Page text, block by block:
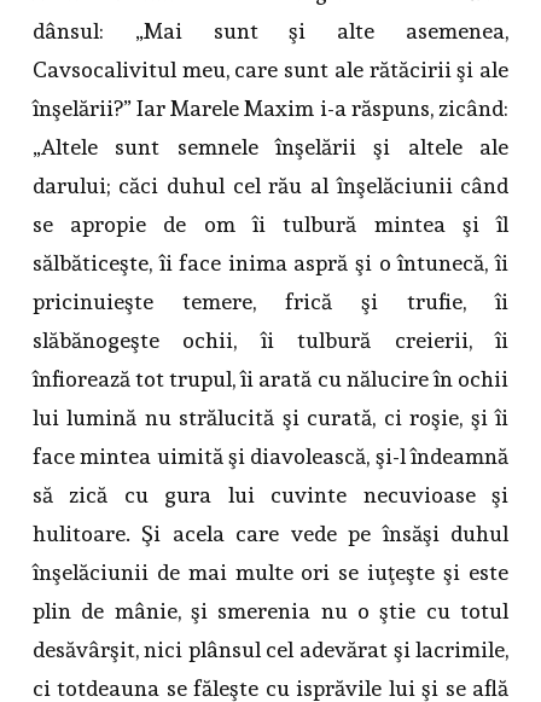
dânsul: „Mai sunt şi alte asemenea,
Cavsocalivitul meu, care sunt ale rătăcirii şi ale
înşelării?” Iar Marele Maxim i-a răspuns, zicând:
„Altele sunt semnele înşelării şi altele ale
darului; căci duhul cel rău al înşelăciunii când
se apropie de om îi tulbură mintea şi îl
sălbăticeşte, îi face inima aspră şi o întunecă, îi
pricinuieşte temere, frică şi trufie, îi
slăbănogeşte ochii, îi tulbură creierii, îi
înfiorează tot trupul, îi arată cu nălucire în ochii
lui lumină nu strălucită şi curată, ci roşie, şi îi
face mintea uimită şi diavolească, şi-l îndeamnă
să zică cu gura lui cuvinte necuvioase şi
hulitoare. Şi acela care vede pe însăşi duhul
înşelăciunii de mai multe ori se iuţeşte şi este
plin de mânie, şi smerenia nu o ştie cu totul
desăvârşit, nici plânsul cel adevărat şi lacrimile,
ci totdeauna se făleşte cu isprăvile lui şi se află